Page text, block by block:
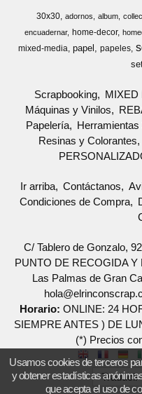
30x30 adornos album
encuadernar
home-decor
mixed-media papel papeles
Scrapbooking MIXED
Máquinas y Vinilos
Papelería
Herramientas
Resinas y Colorantes
Ir arriba Contáctanos
Condiciones de Compra
C/ Tablero de Gonzalo,
PUNTO DE RECOGIDA Y
Las Palmas de Gran
Horario: ONLINE: 24
SIEMPRE ANTES ) DE
(*) Precios
Usamos cookies de terceros
y obtener estadísticas
que acepta el uso de